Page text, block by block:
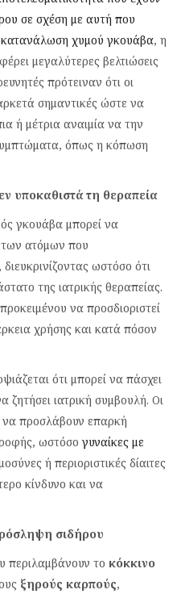
σε σχέση με αυτή που
κατανάλωση χυμού γκουάβα, η
μεγαλύτερες βελτιώσεις
πρότειναν ότι οι
σημαντικές ώστε να
ή μέτρια αναιμία να την
όπως η κόπωση
υποκαθιστά τη θεραπεία
γκουάβα μπορεί να
των ατόμων που
ωστόσο ότι
της ιατρικής θεραπείας.
να προσδιοριστεί
χρήσης και κατά πόσον
ότι μπορεί να πάσχει
ζητήσει ιατρική συμβουλή. Οι
να προσλάβουν επαρκή
ωστόσογυναίκες με
ή περιοριστικές δίαιτες
κίνδυνο και να
σιδήρου
περιλαμβάνουν το κόκκινο
ξηρούς καρπούς,